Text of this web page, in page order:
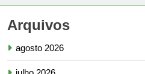
Arquivos
agosto 2026